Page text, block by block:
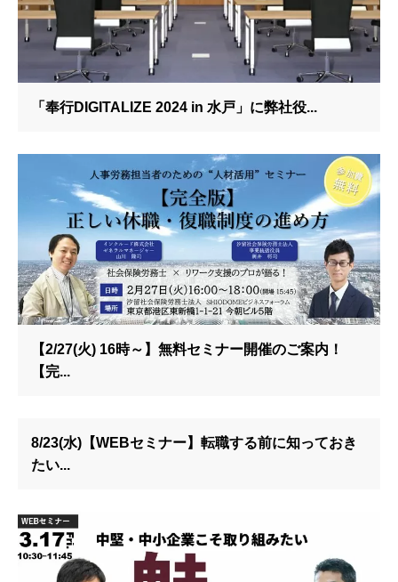
「奉行DIGITALIZE 2024 in 水戸」に弊社役...
【2/27(火) 16時～】無料セミナー開催のご案内！
【完...
8/23(水)【WEBセミナー】転職する前に知っておき
たい...